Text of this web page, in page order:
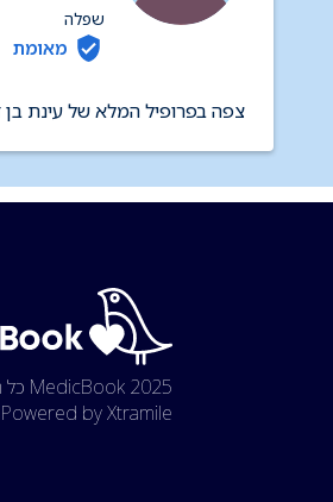
מוסמכת
שפלה
מאומת
צפה בפרופיל המלא של עינת בן
2025 MedicBook
כל
Powered by Xtramile